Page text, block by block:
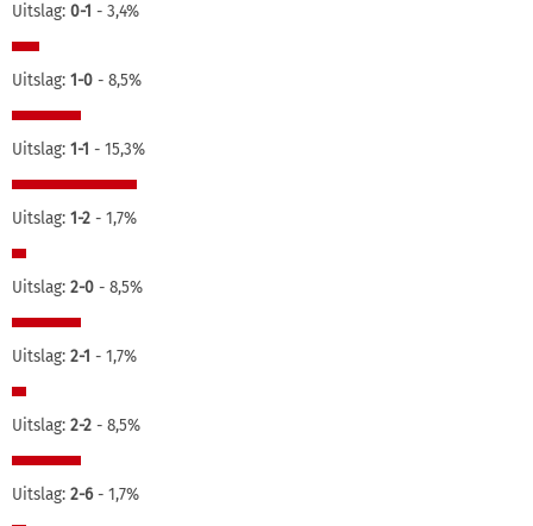
Uitslag: 0-1 - 3,4%
Uitslag: 1-0 - 8,5%
Uitslag: 1-1 - 15,3%
Uitslag: 1-2 - 1,7%
Uitslag: 2-0 - 8,5%
Uitslag: 2-1 - 1,7%
Uitslag: 2-2 - 8,5%
Uitslag: 2-6- 1,7%